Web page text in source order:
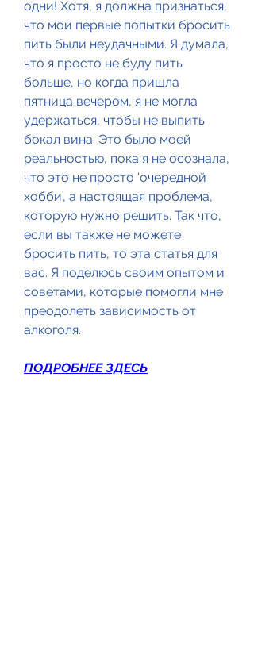
одни! Хотя, я должна признаться,
что мои первые попытки бросить
пить были неудачными. Я думала,
что я просто не буду пить
больше, но когда пришла
пятница вечером, я не могла
удержаться, чтобы не выпить
бокал вина. Это было моей
реальностью, пока я не осознала,
что это не просто 'очередной
хобби', а настоящая проблема,
которую нужно решить. Так что,
если вы также не можете
бросить пить, то эта статья для
вас. Я поделюсь своим опытом и
советами, которые помогли мне
преодолеть зависимость от
алкоголя.
ПОДРОБНЕЕ ЗДЕСЬ